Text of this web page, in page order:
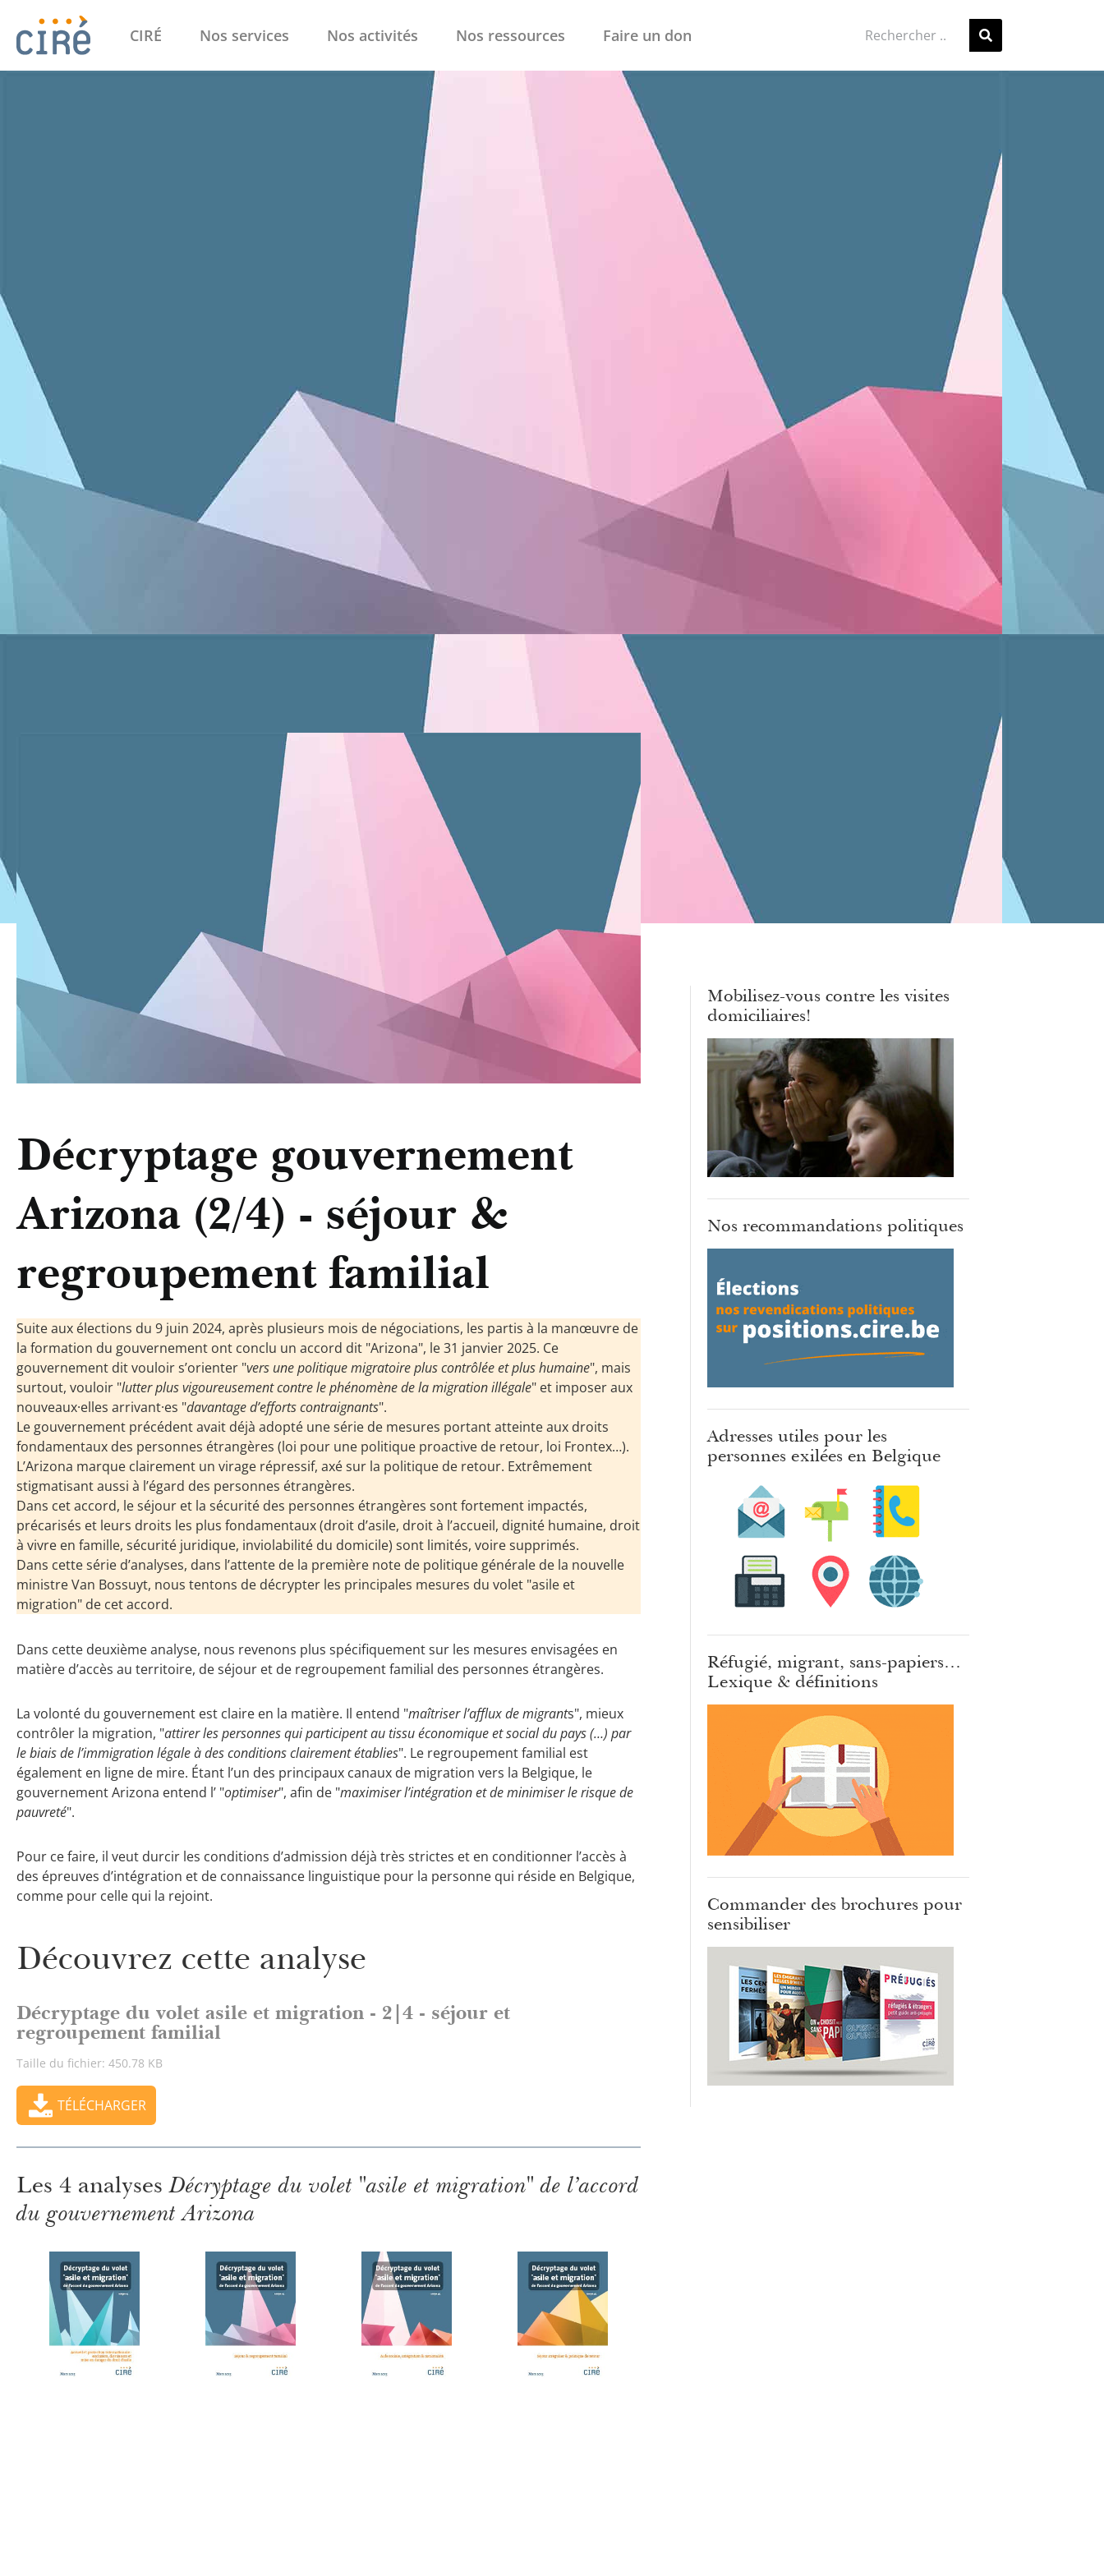
CIRÉ Nos services Nos activités Nos ressources Faire un don
Décryptage gouvernement
Arizona (2/4) - séjour &
regroupement familial
Suite aux élections du 9 juin 2024, après plusieurs mois de négociations, les partis à la manœuvre de
la formation du gouvernement ont conclu un accord dit "Arizona", le 31 janvier 2025. Ce
gouvernement dit vouloir s’orienter "vers une politique migratoire plus contrôlée et plus humaine", mais
surtout, vouloir "lutter plus vigoureusement contre le phénomène de la migration illégale" et imposer aux
nouveaux·elles arrivant·es "davantage d’efforts contraignants".
Le gouvernement précédent avait déjà adopté une série de mesures portant atteinte aux droits
fondamentaux des personnes étrangères (loi pour une politique proactive de retour, loi Frontex…).
L’Arizona marque clairement un virage répressif, axé sur la politique de retour. Extrêmement
stigmatisant aussi à l’égard des personnes étrangères.
Dans cet accord, le séjour et la sécurité des personnes étrangères sont fortement impactés,
précarisés et leurs droits les plus fondamentaux (droit d’asile, droit à l’accueil, dignité humaine, droit
à vivre en famille, sécurité juridique, inviolabilité du domicile) sont limités, voire supprimés.
Dans cette série d’analyses, dans l’attente de la première note de politique générale de la nouvelle
ministre Van Bossuyt, nous tentons de décrypter les principales mesures du volet "asile et
migration" de cet accord.
Dans cette deuxième analyse, nous revenons plus spécifiquement sur les mesures envisagées en
matière d’accès au territoire, de séjour et de regroupement familial des personnes étrangères.
La volonté du gouvernement est claire en la matière. Il entend "maîtriser l’afflux de migrants", mieux
contrôler la migration, "attirer les personnes qui participent au tissu économique et social du pays (…) par
le biais de l’immigration légale à des conditions clairement établies". Le regroupement familial est
également en ligne de mire. Étant l’un des principaux canaux de migration vers la Belgique, le
gouvernement Arizona entend l’ "optimiser", afin de "maximiser l’intégration et de minimiser le risque de
pauvreté".
Pour ce faire, il veut durcir les conditions d’admission déjà très strictes et en conditionner l’accès à
des épreuves d’intégration et de connaissance linguistique pour la personne qui réside en Belgique,
comme pour celle qui la rejoint.
Découvrez cette analyse
Décryptage du volet asile et migration - 2|4 - séjour et
regroupement familial
Taille du fichier: 450.78 KB
TÉLÉCHARGER
Les 4 analysesDécryptage du volet "asile et migration" de l’accord
du gouvernement Arizona
Mobilisez-vous contre les visites
domiciliaires!
Nos recommandations politiques
Adresses utiles pour les
personnes exilées en Belgique
Réfugié, migrant, sans-papiers…
Lexique & définitions
Commander des brochures pour
sensibiliser